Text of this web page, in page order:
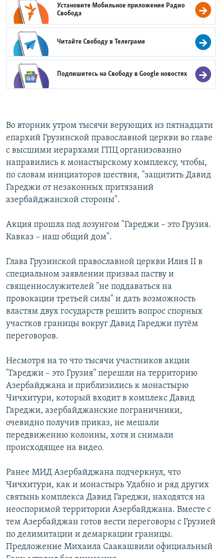
Установите Мобильное приложение Радио
Свобода
Читайте Свободу вТелеграме
Подпишитесь на Свободу вGoogle новостях
Во вторник утром тысячи верующих из пятнадцати
епархий Грузинской православной церкви во главе
с высшими иерархами ГПЦ организованно
направились к монастырскому комплексу, чтобы,
по словам инициаторов шествия, "защитить Давид
Гареджи от незаконных притязаний
азербайджанской стороны".
Акция прошла под лозунгом "Гареджи – это Грузия.
Кавказ – наш общий дом".
Глава Грузинской православной церкви Илия II в
специальном заявлении призвал паству и
священнослужителей "не поддаваться на
провокации третьей силы" и дать возможность
властям двух государств решить вопрос спорных
участков границы вокруг Давид Гареджи путём
переговоров.
Несмотря на то что тысячи участников акции
"Гареджи – это Грузия" перешли на территорию
Азербайджана и приблизились к монастырю
Чичхитури, который входит в комплекс Давид
Гареджи, азербайджанские пограничники,
очевидно получив приказ, не мешали
передвижению колонны, хотя и снимали
происходящее на видео.
Ранее МИД Азербайджана подчеркнул, что
Чичхитури, как и монастырь Удабно и ряд других
святынь комплекса Давид Гареджи, находятся на
неоспоримой территории Азербайджана. Вместе с
тем Азербайджан готов вести переговоры с Грузией
по делимитации и демаркации границы.
Предложение Михаила Саакашвили официальный